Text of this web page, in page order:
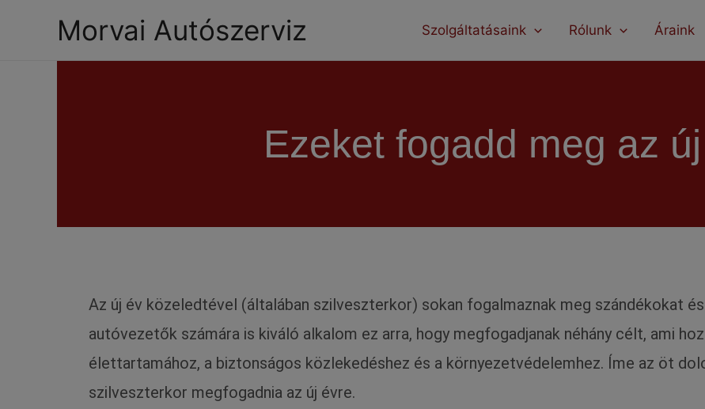
Morvai Autószerviz Szolgáltatásaink Rólunk Áraink
Ezeket fogadd meg az
Az új év közeledtével (általában szilveszterkor) sokan fogalmaznak meg szándékokat
autóvezetők számára is kiváló alkalom ez arra, hogy megfogadjanak néhány célt, ami
élettartamához, a biztonságos közlekedéshez és a környezetvédelemhez. Íme az öt
szilveszterkor megfogadnia az új évre.